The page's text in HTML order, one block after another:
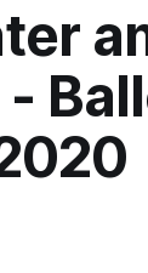
-